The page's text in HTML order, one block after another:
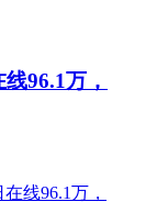
96.1万，